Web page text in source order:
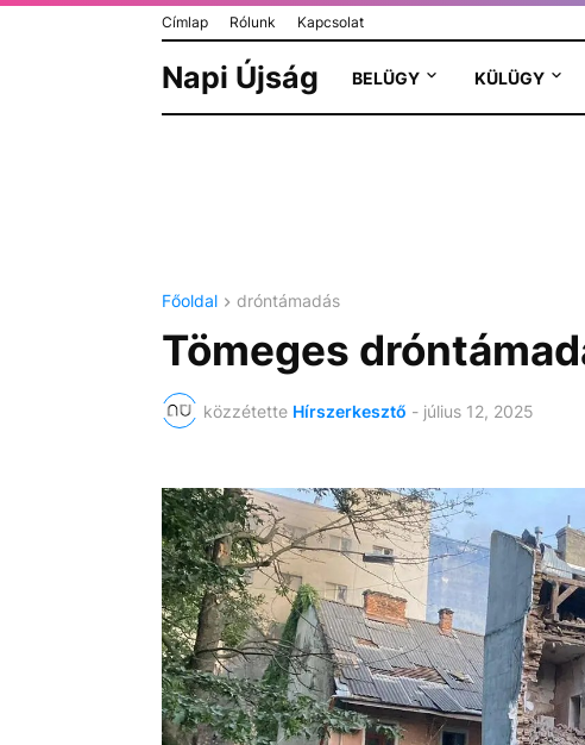
Címlap Rólunk Kapcsolat
Napi Újság BELÜGY KÜLÜGY
Főoldal dróntámadás
Tömeges
közzétette Hírszerkesztő - július 12, 2025